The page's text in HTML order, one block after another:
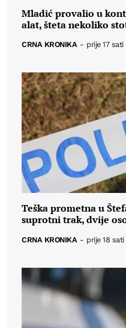
Mladić provalio u
alat, šteta nekoliko
CRNA KRONIKA - prije 17 sati
Teška prometna u
suprotni trak, dvije
CRNA KRONIKA - prije 18 sati